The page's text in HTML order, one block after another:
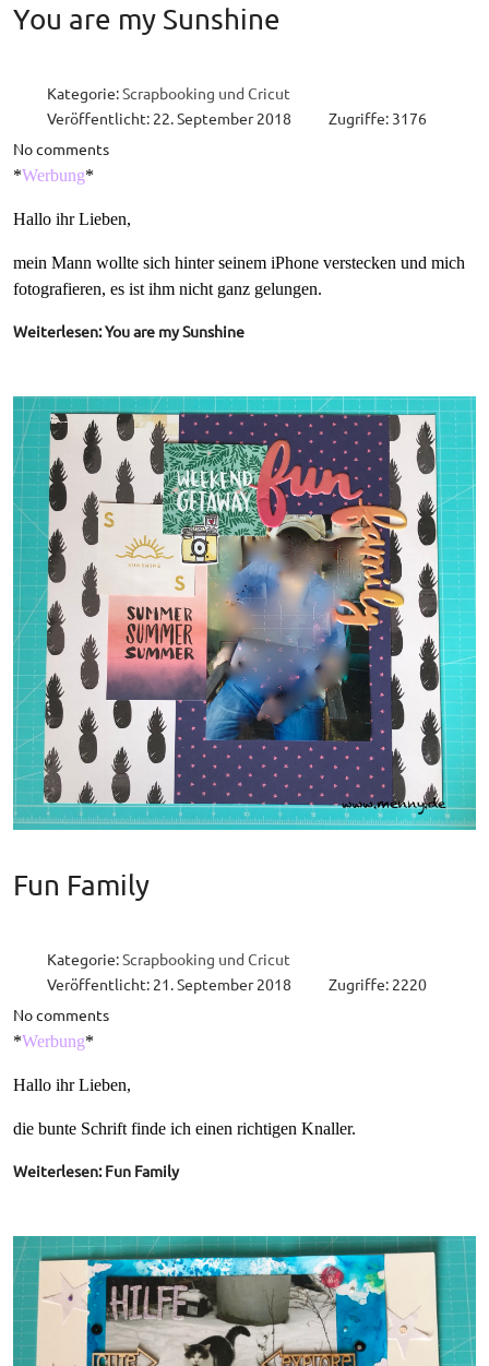
You are my Sunshine
Kategorie:Scrapbooking und Cricut
Veröffentlicht: 22. September 2018
Zugriffe: 3176
No comments
*Werbung*
Hallo ihr Lieben,
mein Mann wollte sich hinter seinem iPhone verstecken und mich
fotografieren, es ist ihm nicht ganz gelungen.
Weiterlesen: You are my Sunshine
Fun Family
Kategorie:Scrapbooking und Cricut
Veröffentlicht: 21. September 2018
Zugriffe: 2220
No comments
*Werbung*
Hallo ihr Lieben,
die bunte Schrift finde ich einen richtigen Knaller.
Weiterlesen: Fun Family